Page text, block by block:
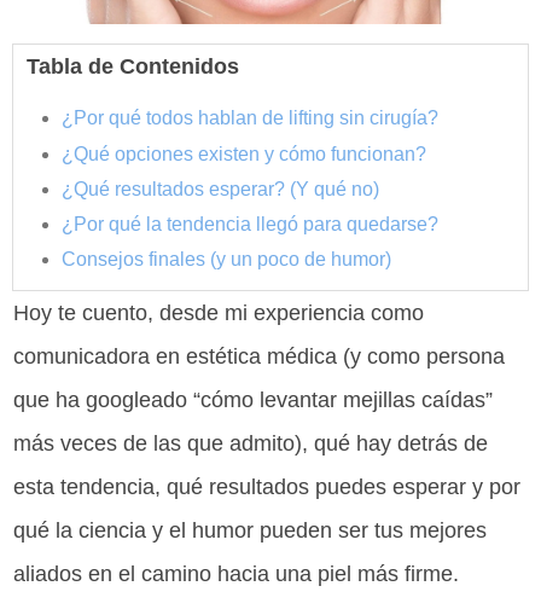
Tabla de Contenidos
¿Por qué todos hablan de lifting sin cirugía?
¿Qué opciones existen y cómo funcionan?
¿Qué resultados esperar? (Y qué no)
¿Por qué la tendencia llegó para quedarse?
Consejos finales (y un poco de humor)
Hoy te cuento, desde mi experiencia como
comunicadora en estética médica (y como persona
que ha googleado “cómo levantar mejillas caídas”
más veces de las que admito), qué hay detrás de
esta tendencia, qué resultados puedes esperar y por
qué la ciencia y el humor pueden ser tus mejores
aliados en el camino hacia una piel más firme.